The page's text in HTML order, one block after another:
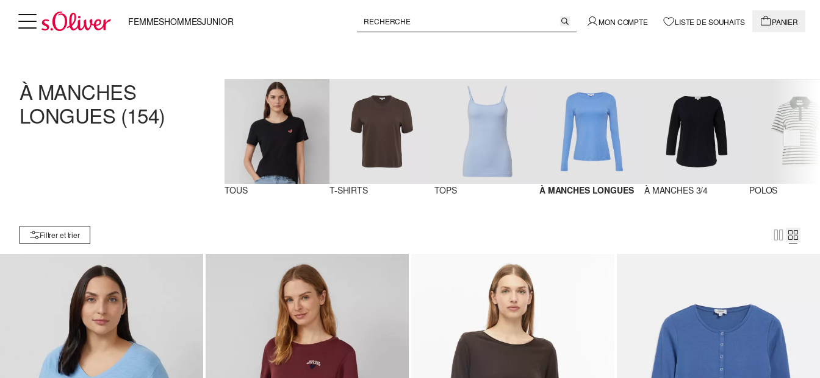
FEMMESHOMMESJUNIOR MON COMPTE LISTE DE SOUHAITS PANIER
À MANCHES
LONGUES (154)
TOUS T-SHIRTS TOPS À MANCHES LONGUES À MANCHES 3/4 POLOS
Filtrer et trier